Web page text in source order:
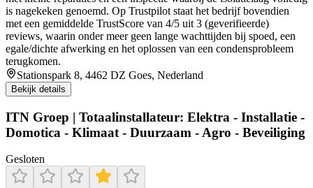
is nagekeken genoemd. Op Trustpilot staat het bedrijf bovendien
met een gemiddelde TrustScore van 4/5 uit 3 (geverifieerde)
reviews, waarin onder meer geen lange wachttijden bij spoed, een
egale/dichte afwerking en het oplossen van een condensprobleem
terugkomen.
Stationspark 8, 4462 DZ Goes, Nederland
Bekijk details
ITN Groep | Totaalinstallateur: Elektra - Installatie -
Domotica - Klimaat - Duurzaam - Agro - Beveiliging
Gesloten